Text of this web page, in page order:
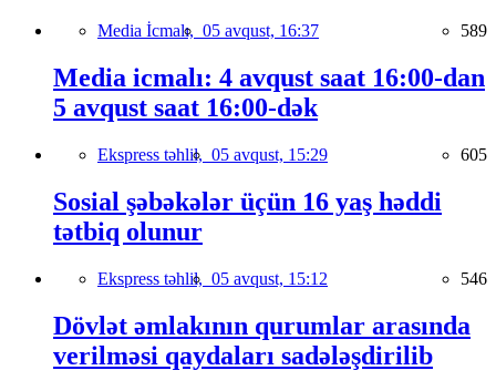
Media İcmalı, 05 avqust, 16:37 589
Media icmalı: 4 avqust saat 16:00-dan
5 avqust saat 16:00-dək
Ekspress təhlil, 05 avqust, 15:29 605
Sosial şəbəkələr üçün 16 yaş həddi
tətbiq olunur
Ekspress təhlil, 05 avqust, 15:12 546
Dövlət əmlakının qurumlar arasında
verilməsi qaydaları sadələşdirilib